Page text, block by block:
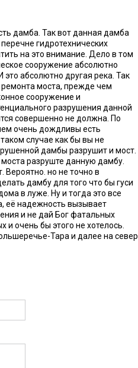
дамба. Так вот данная дамба
гидротехнических
на это внимание. Дело в том
сооружение абсолютно
это абсолютно другая река. Так
моста, прежде чем
сооружение и
разрушения данной
совершенно не должна. По
очень дождливы есть
случае как бы вы не
дамбы разрушит и мост.
разруште данную дамбу.
Вероятно. но не точно в
дамбу для того что бы гуси
в луже. Ну и тогда это все
её надежность вызывает
и не дай Бог фатальных
и очень бы этого не хотелось.
Тара и далее на север